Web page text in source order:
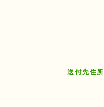
送付先住所